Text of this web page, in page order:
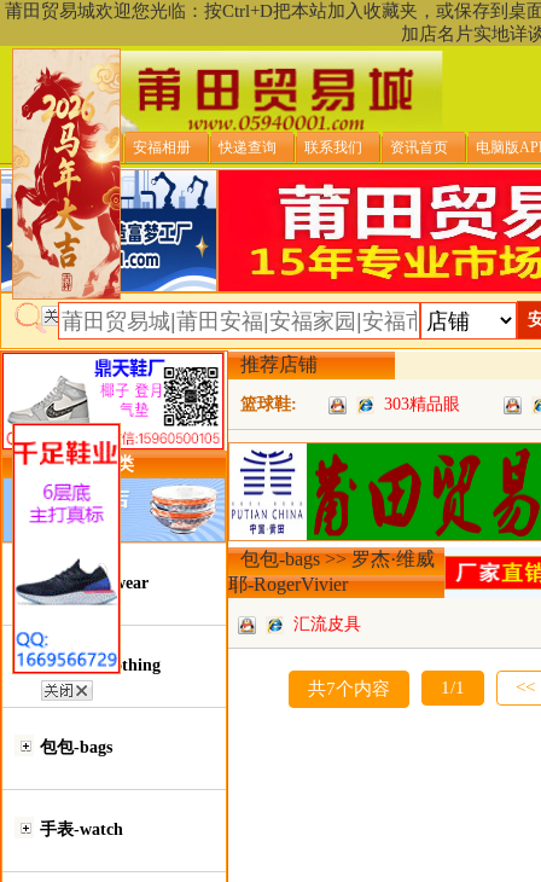
莆田贸易城欢迎您光临：按Ctrl+D把本站加入收藏夹，或保存到
加店名片实地详
贸易城首页 安福相册 快递查询 联系我们 资讯首页 电脑版
类目详细分类
鞋类-Footwear
服装类-Clothing
包包-bags
手表-watch
推荐店铺
篮球鞋: 303精品眼
包包-bags >> 罗杰·维威
耶-RogerVivier
汇流皮具
共7个内容 1/1 <<